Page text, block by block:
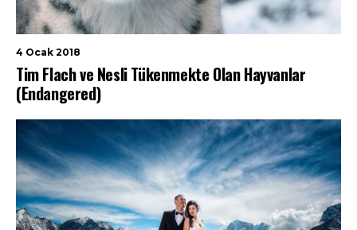
4 Ocak 2018
Tim Flach ve Nesli Tükenmekte Olan Hayvanlar
(Endangered)